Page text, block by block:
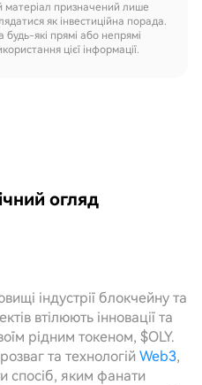
матеріал призначений лише
як інвестиційна порада.
будь-які прямі або непрямі
цієї інформації.
огляд
індустрії блокчейну та
втілюють інновації та
рідним токеном, $OLY.
та технологій Web3,
спосіб, яким фанати